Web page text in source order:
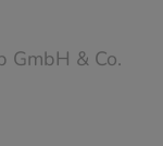
GmbH & Co.